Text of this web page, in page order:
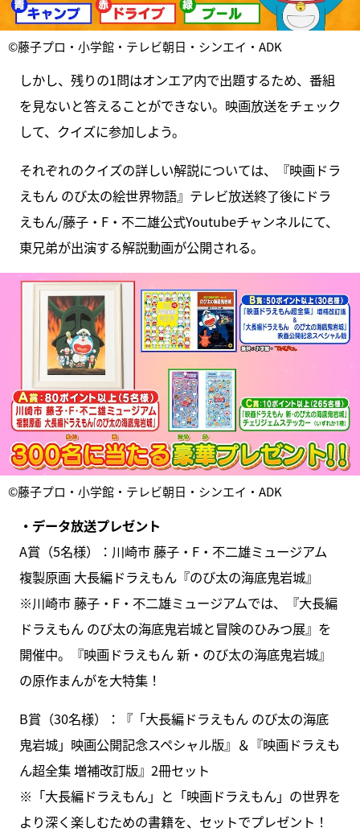
©藤子プロ・小学館・テレビ朝日・シンエイ・ADK
しかし、残りの1問はオンエア内で出題するため、番組
を見ないと答えることができない。映画放送をチェック
して、クイズに参加しよう。
それぞれのクイズの詳しい解説については、『映画ドラ
えもん のび太の絵世界物語』テレビ放送終了後にドラ
えもん/藤子・F・不二雄公式Youtubeチャンネルにて、
東兄弟が出演する解説動画が公開される。
©藤子プロ・小学館・テレビ朝日・シンエイ・ADK
・データ放送プレゼント
A賞（5名様）：川崎市 藤子・F・不二雄ミュージアム
複製原画 大長編ドラえもん『のび太の海底鬼岩城』
※川崎市 藤子・F・不二雄ミュージアムでは、『大長編
ドラえもん のび太の海底鬼岩城と冒険のひみつ展』を
開催中。『映画ドラえもん 新・のび太の海底鬼岩城』
の原作まんがを大特集！
B賞（30名様）：『「大長編ドラえもん のび太の海底
鬼岩城」映画公開記念スペシャル版』＆『映画ドラえも
ん超全集 増補改訂版』2冊セット
※「大長編ドラえもん」と「映画ドラえもん」の世界を
より深く楽しむための書籍を、セットでプレゼント！